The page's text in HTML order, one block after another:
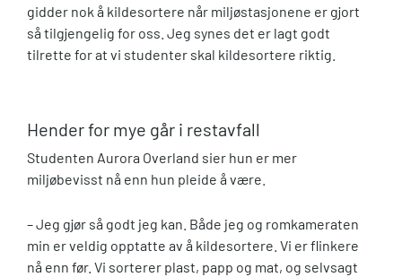
gidder nok å kildesortere når miljøstasjonene er gjort
så tilgjengelig for oss. Jeg synes det er lagt godt
tilrette for at vi studenter skal kildesortere riktig.
Hender for mye går i restavfall
Studenten Aurora Overland sier hun er mer
miljøbevisst nå enn hun pleide å være.
– Jeg gjør så godt jeg kan. Både jeg og romkameraten
min er veldig opptatte av å kildesortere. Vi er flinkere
nå enn før. Vi sorterer plast, papp og mat, og selvsagt